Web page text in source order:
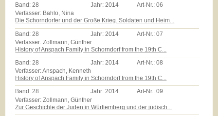
Band:28 Jahr:2014 Art-Nr.:06
Verfasser: Bahlo, Nina
Die Schorndorfer und der Große Krieg. Soldaten und Heim...
Band: 28 Jahr: 2014 Art-Nr.:07
Verfasser: Zollmann, Günther
History of Anspach Family in Schorndorf from the 19th C...
Band:28 Jahr:2014 Art-Nr.:08
Verfasser: Anspach, Kenneth
History of Anspach Family in Schorndorf from the 19th C...
Band:28 Jahr:2014 Art-Nr.:09
Verfasser: Zollmann, Günther
Zur Geschichte der Juden in Württemberg und der jüdisch...